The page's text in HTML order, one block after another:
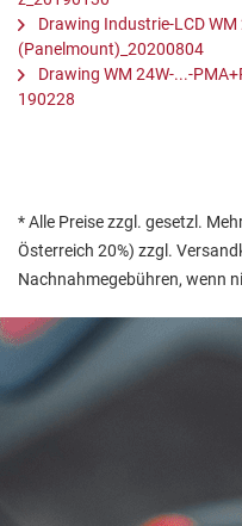
Drawing Industrie-LCD
(Panelmount)_20200804
Drawing WM 24W-...-
190228
* Alle Preise zzgl. gesetzl.
Österreich 20%) zzgl.
Nachnahmegebühren, wenn